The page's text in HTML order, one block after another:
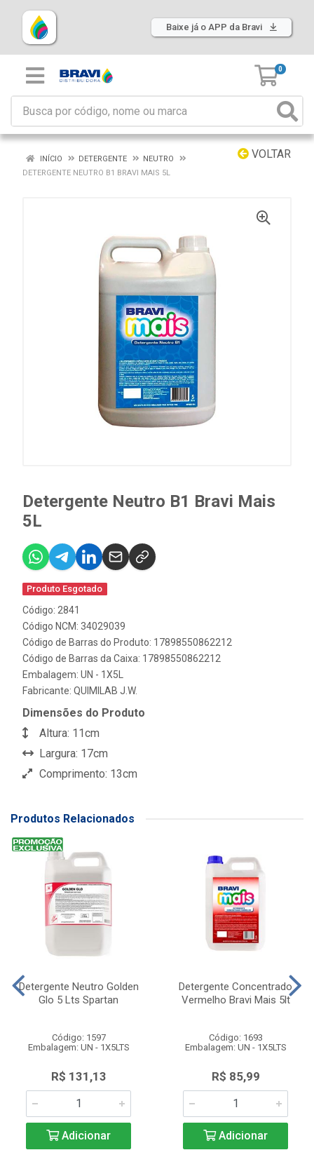
Baixe já o APP da Bravi
0
VOLTAR
INÍCIO DETERGENTE
NEUTRO
DETERGENTE NEUTRO B1 BRAVI MAIS 5L
Detergente Neutro B1 Bravi Mais
5L
Produto Esgotado
Código: 2841
Código NCM: 34029039
Código de Barras do Produto: 17898550862212
Código de Barras da Caixa: 17898550862212
Embalagem: UN - 1X5L
Fabricante: QUIMILAB J.W.
Dimensões do Produto
Altura: 11cm
Largura: 17cm
Comprimento: 13cm
Produtos Relacionados
Detergente Neutro Golden
Glo 5 Lts Spartan
Código: 1597
Embalagem: UN - 1X5LTS
R$ 131,13
Adicionar
Detergente Concentrado
Vermelho Bravi Mais 5lt
Código: 1693
Embalagem: UN - 1X5LTS
R$ 85,99
Adicionar